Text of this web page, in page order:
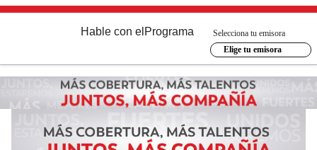
Hable con el Programa
Selecciona tu emisora
Elige tu emisora